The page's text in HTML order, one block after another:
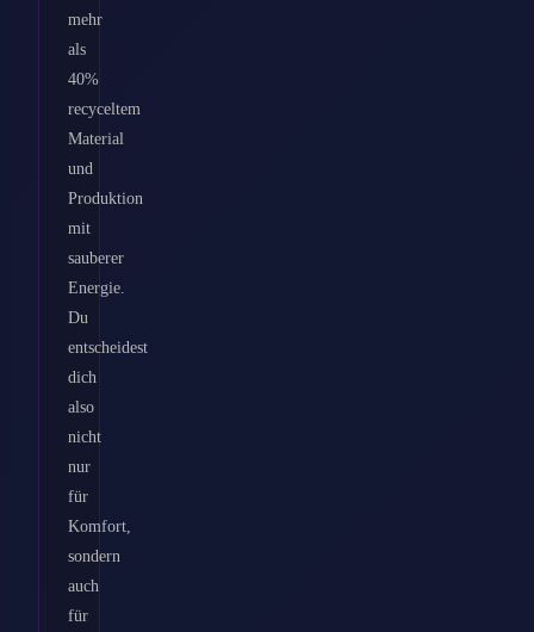
mehr
als
40%
recyceltem
Material
und
Produktion
mit
sauberer
Energie.
Du
entscheidest
dich
also
nicht
nur
für
Komfort,
sondern
auch
für